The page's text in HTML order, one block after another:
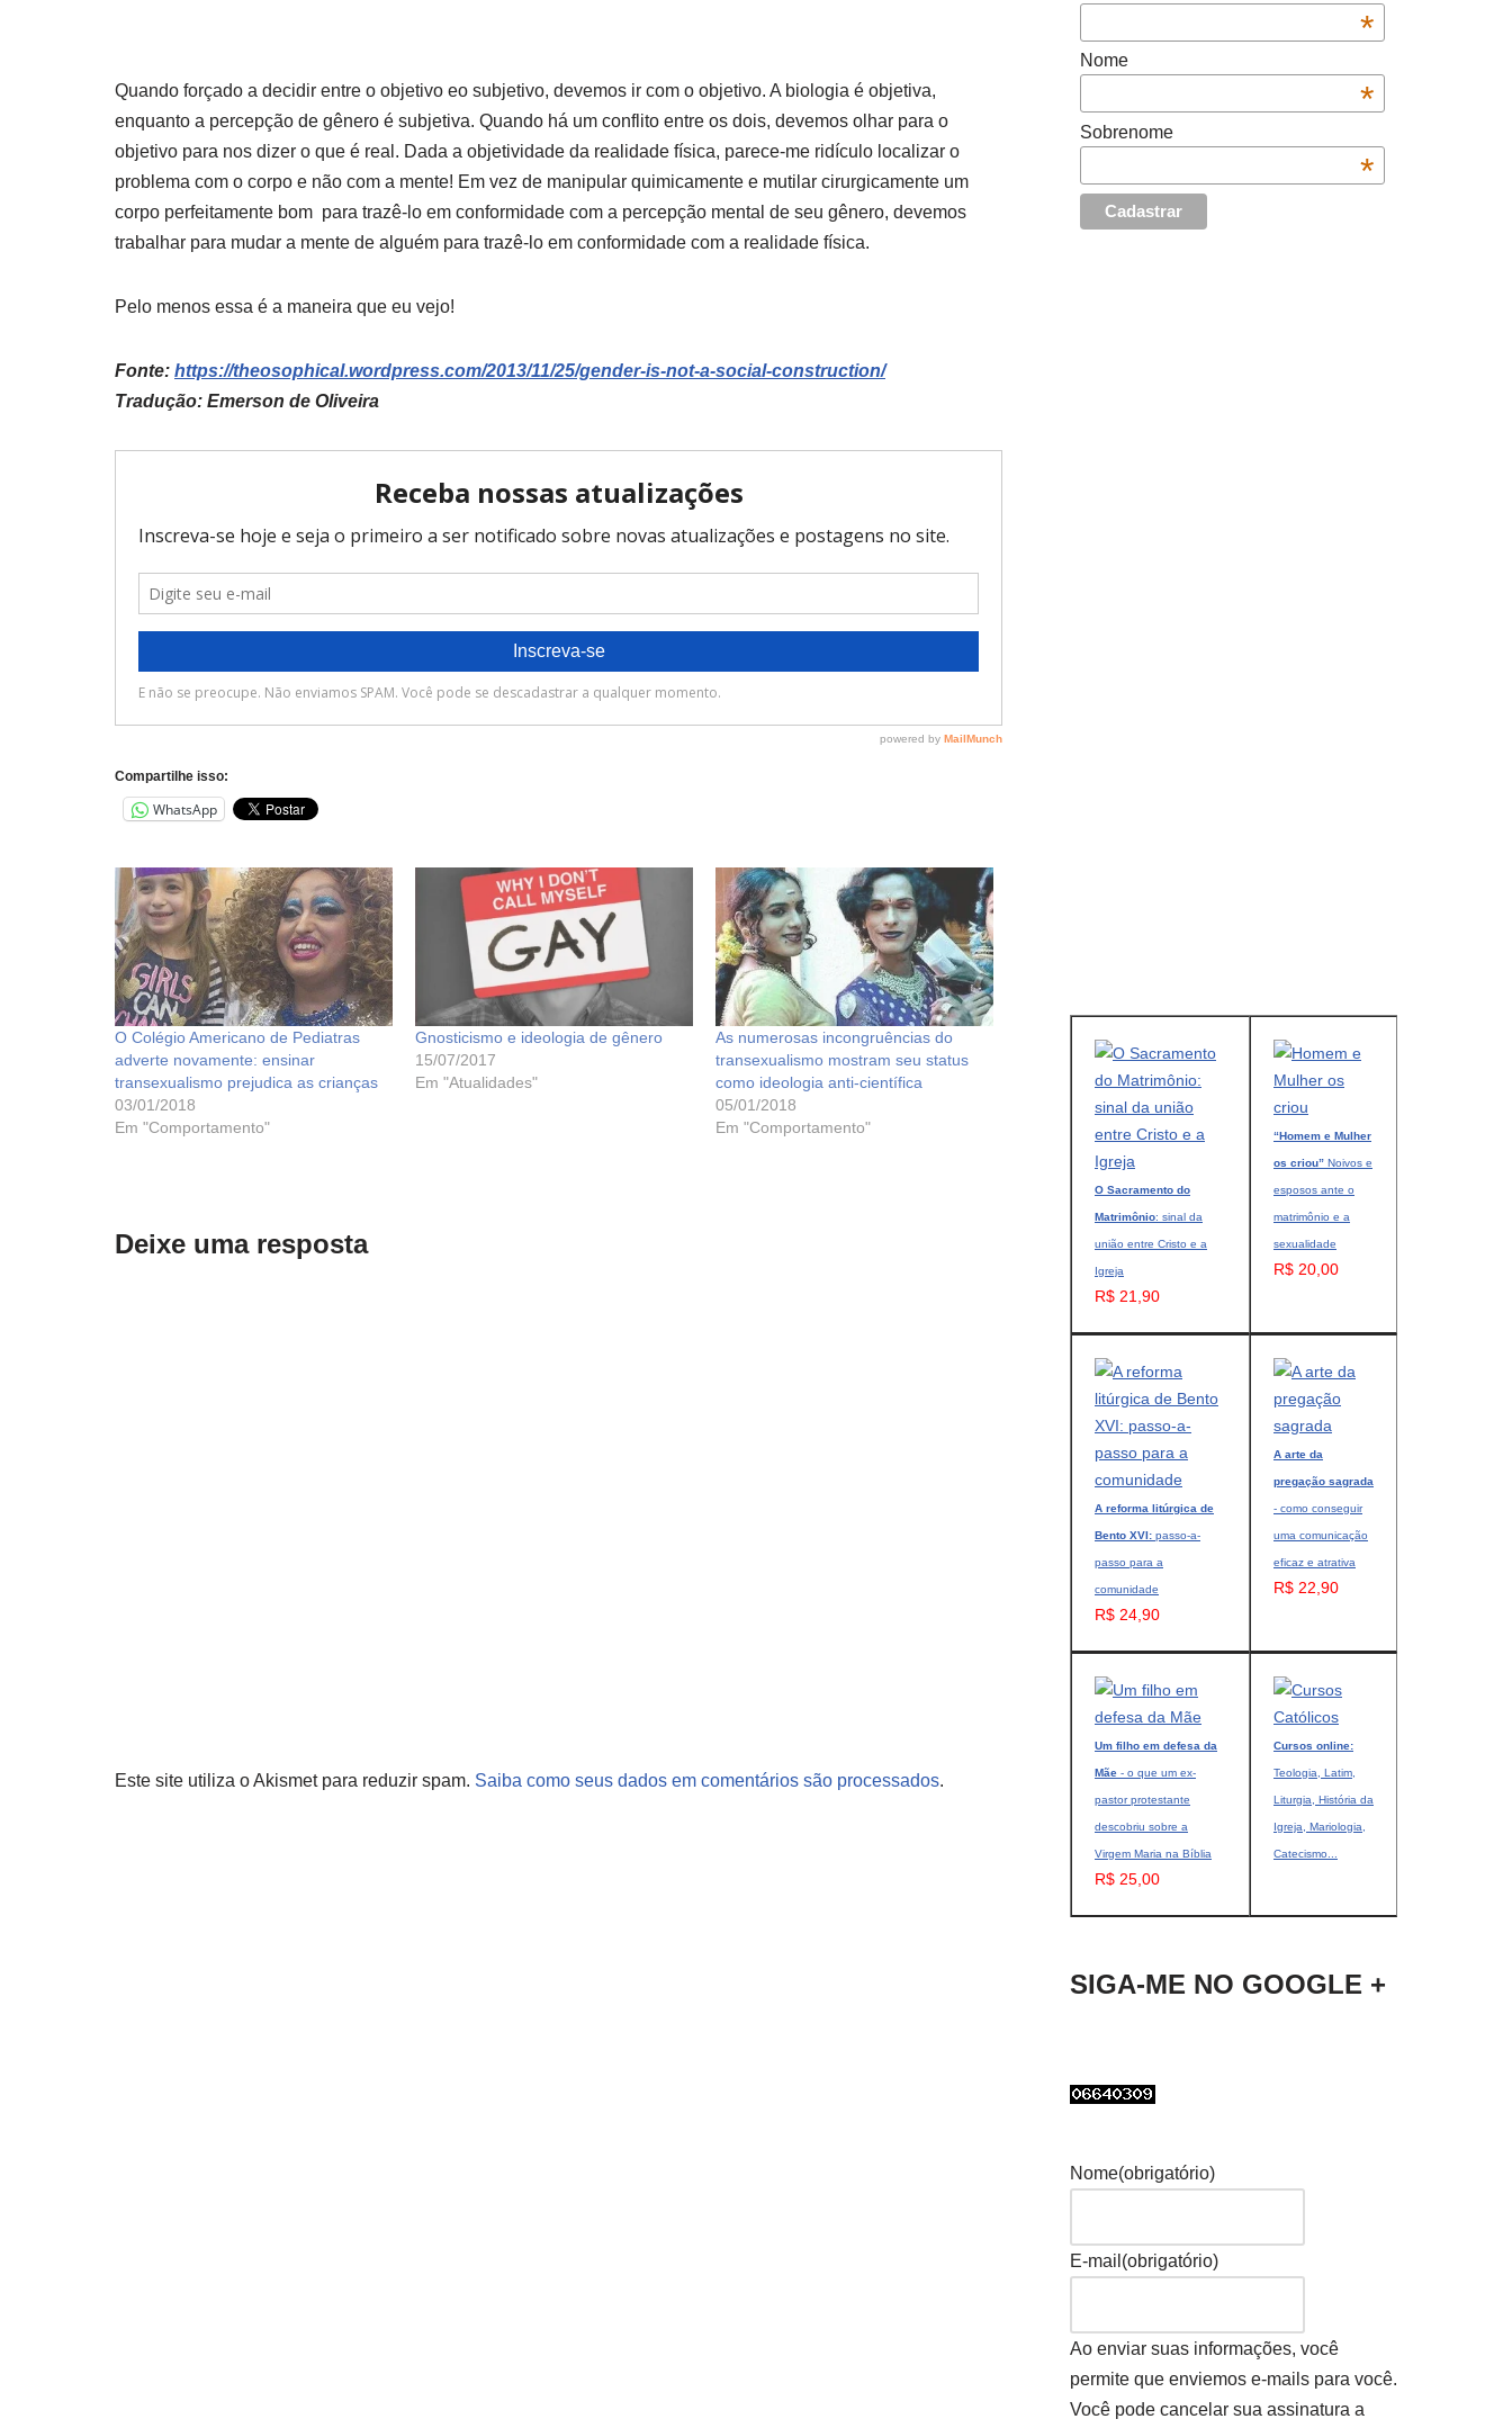
Quando forçado a decidir entre o objetivo eo subjetivo, devemos ir com o objetivo. A biologia é objetiva,
enquanto a percepção de gênero é subjetiva. Quando há um conflito entre os dois, devemos olhar para o
objetivo para nos dizer o que é real. Dada a objetividade da realidade física, parece-me ridículo localizar o
problema com o corpo e não com a mente! Em vez de manipular quimicamente e mutilar cirurgicamente um
corpo perfeitamente bom para trazê-lo em conformidade com a percepção mental de seu gênero, devemos
trabalhar para mudar a mente de alguém para trazê-lo em conformidade com a realidade física.
Pelo menos essa é a maneira que eu vejo!
Fonte: https://theosophical.wordpress.com/2013/11/25/gender-is-not-a-social-construction/
Tradução: Emerson de Oliveira
Compartilhe isso:
WhatsApp
O Colégio Americano de Pediatras
adverte novamente: ensinar
transexualismo prejudica as crianças
03/01/2018
Em "Comportamento"
Gnosticismo e ideologia de gênero
15/07/2017
Em "Atualidades"
As numerosas incongruências do
transexualismo mostram seu status
como ideologia anti-científica
05/01/2018
Em "Comportamento"
Deixe uma resposta
Este site utiliza o Akismet para reduzir spam. Saiba como seus dados em comentários são processados.
*
Nome
*
Sobrenome
*
O Sacramento do
Matrimônio: sinal da
união entre Cristo e a
Igreja
R$ 21,90
“Homem e Mulher
os criou” Noivos e
esposos ante o
matrimônio e a
sexualidade
R$ 20,00
A reforma litúrgica de
Bento XVI: passo-a-
passo para a
comunidade
R$ 24,90
A arte da
pregação sagrada
- como conseguir
uma comunicação
eficaz e atrativa
R$ 22,90
Um filho em defesa da
Mãe - o que um ex-
pastor protestante
descobriu sobre a
Virgem Maria na Bíblia
R$ 25,00
Cursos online:
Teologia, Latim,
Liturgia, História da
Igreja, Mariologia,
Catecismo...
SIGA-ME NO GOOGLE +
Nome(obrigatório)
E-mail (obrigatório)
Ao enviar suas informações, você
permite que enviemos e-mails para você.
Você pode cancelar sua assinatura a